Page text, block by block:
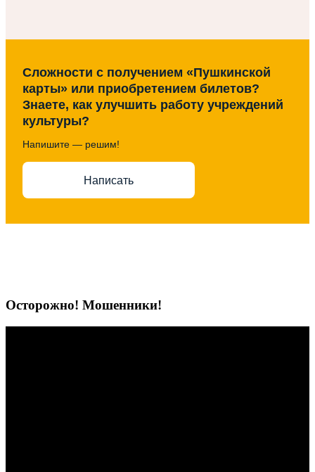
Сложности с получением «Пушкинской
карты» или приобретением билетов?
Знаете, как улучшить работу учреждений
культуры?
Напишите — решим!
Написать
Осторожно! Мошенники!